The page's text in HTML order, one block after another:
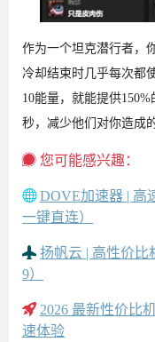
作为一个坦克潜行者，
冷却结束时几乎每次都
10能量，就能提供
秒，减少他们对你造成
您可能感兴趣：
DOVE加速器 | 高
一键直连）
扬帆云 | 高性价比
9）
2026 最新性价比
速体验